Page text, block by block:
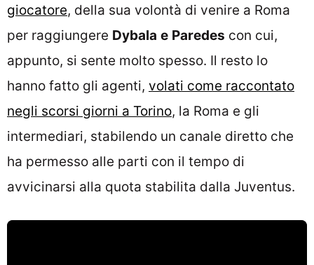
giocatore, della sua volontà di venire a Roma
per raggiungere Dybala e Paredes con cui,
appunto, si sente molto spesso. Il resto lo
hanno fatto gli agenti, volati come raccontato
negli scorsi giorni a Torino, la Roma e gli
intermediari, stabilendo un canale diretto che
ha permesso alle parti con il tempo di
avvicinarsi alla quota stabilita dalla Juventus.